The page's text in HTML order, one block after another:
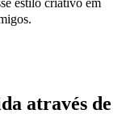
através de